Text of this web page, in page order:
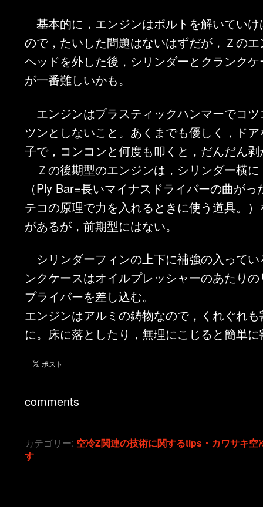
基本的に，エンジンはボルトを解いてい
ので，たいした問題はないはずだが，Ｚの
ヘッドを外した後，シリンダーとクランク
が一番難しいかも。
エンジンはプラスティックハンマーでコ
ツンとしないこと。あくまでも優しく，ド
子で，コンコンと何度も叩くと，だんだん
Ｚの後期型のエンジンは，シリンダー横
（Ply Bar=長いマイナスドライバーの曲が
テコの原理で力を入れるときに使う道具。
があるが，前期型にはない。
シリンダーフィンの上下に補強の入って
ンクケースはオイルプレッシャーのあたり
プライバーを差し込む。
エンジンはアルミの鋳物なので，くれぐれ
に。床に落としたり，無理にこじると簡単
comments
カテゴリー: 空冷Z関連の技術に関するtips・カワサキ空
す